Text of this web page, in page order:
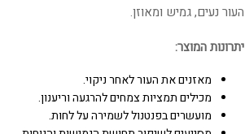
העור נעים, גמיש ומאוזן.
יתרונות המוצר:
מאזנים את העור לאחר ניקוי.
מכילים תמציות צמחים להרגעה וריענון.
מועשרים בפנטנול לשמירה על לחות.